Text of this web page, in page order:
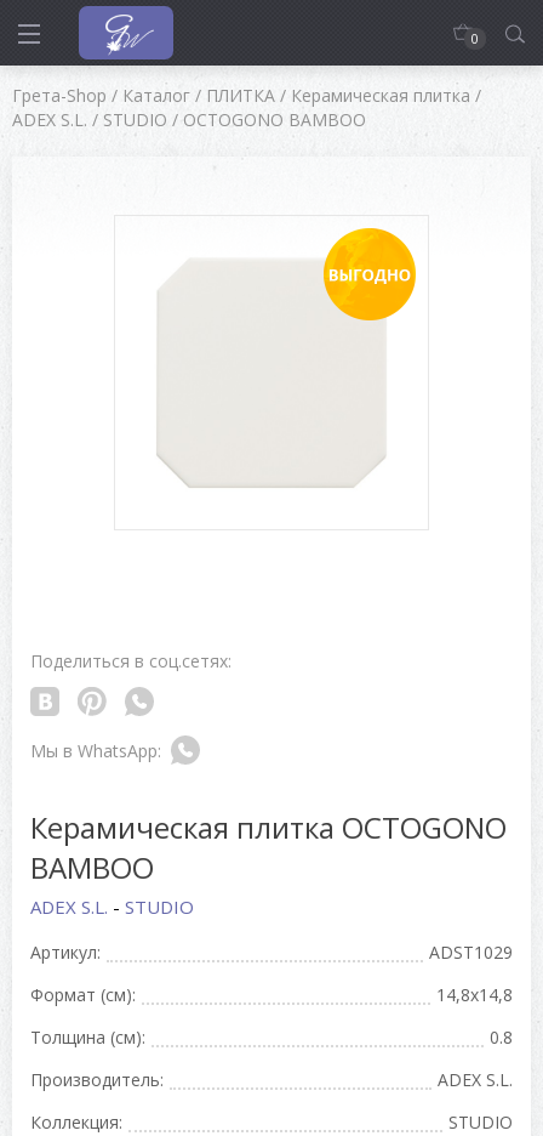
0
Грета-Shop / Каталог / ПЛИТКА / Керамическая плитка /
ADEX S.L. / STUDIO / OCTOGONO BAMBOO
Поделиться в соц.сетях:
Керамическая плитка OCTOGONO
BAMBOO
ADEX S.L. - STUDIO
Артикул:
ADST1029
Формат (см):
14,8x14,8
Толщина (см):
0.8
Производитель:
ADEX S.L.
Коллекция:
STUDIO